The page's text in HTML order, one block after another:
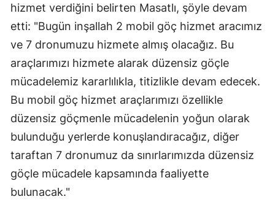
hizmet verdiğini belirten Masatlı, şöyle devam
etti: "Bugün inşallah 2 mobil göç hizmet aracımız
ve 7 dronumuzu hizmete almış olacağız. Bu
araçlarımızı hizmete alarak düzensiz göçle
mücadelemiz kararlılıkla, titizlikle devam edecek.
Bu mobil göç hizmet araçlarımızı özellikle
düzensiz göçmenle mücadelenin yoğun olarak
bulunduğu yerlerde konuşlandıracağız, diğer
taraftan 7 dronumuz da sınırlarımızda düzensiz
göçle mücadele kapsamında faaliyette
bulunacak."